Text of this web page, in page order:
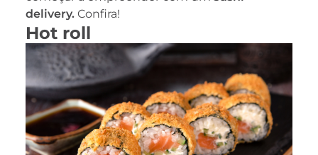
delivery. Confira!
Hot roll